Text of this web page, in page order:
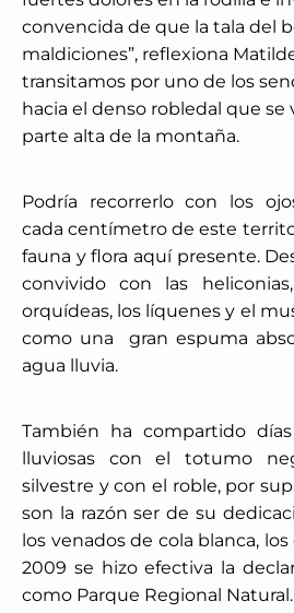
convencida de que la tala del
maldiciones”, reflexiona
transitamos por uno de los
hacia el denso robledal que se
parte alta de la montaña.
Podría recorrerlo con los
cada centímetro de este
fauna y flora aquí presente.
convivido con las
orquídeas, los líquenes y el
como una
gran espuma
agua lluvia.
También ha compartido
lluviosas con el totumo
silvestre y con el roble, por
son la razón ser de su
los venados de cola blanca,
2009 se hizo efectiva la
como Parque Regional Natural.